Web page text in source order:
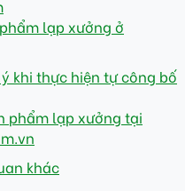
lạp xưởng ở
khi thực hiện tự công bố
phẩm lạp xưởng tại
khác